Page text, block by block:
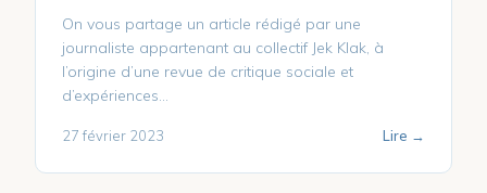
On vous partage un article rédigé par une
journaliste appartenant au collectif Jek Klak, à
l’origine d’une revue de critique sociale et
d’expériences...
27 février 2023 Lire →